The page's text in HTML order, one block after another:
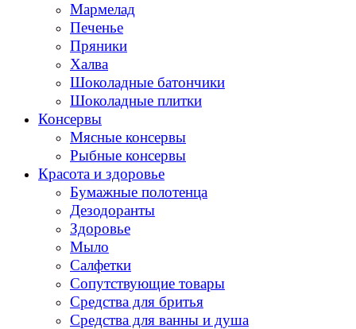
Мармелад
Печенье
Пряники
Халва
Шоколадные батончики
Шоколадные плитки
Консервы
Мясные консервы
Рыбные консервы
Красота и здоровье
Бумажные полотенца
Дезодоранты
Здоровье
Мыло
Салфетки
Сопутствующие товары
Средства для бритья
Средства для ванны и душа